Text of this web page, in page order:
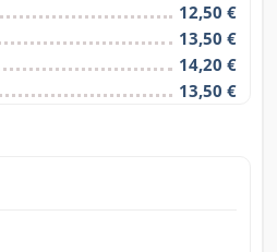
12,50 €
13,50 €
14,20 €
13,50 €